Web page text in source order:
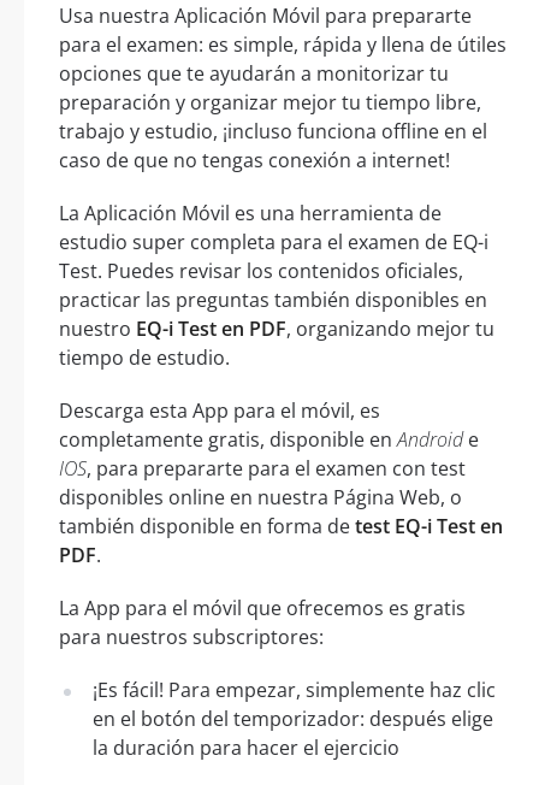
Usa nuestra Aplicación Móvil para prepararte
para el examen: es simple, rápida y llena de útiles
opciones que te ayudarán a monitorizar tu
preparación y organizar mejor tu tiempo libre,
trabajo y estudio, ¡incluso funciona offline en el
caso de que no tengas conexión a internet!
La Aplicación Móvil es una herramienta de
estudio super completa para el examen de EQ-i
Test. Puedes revisar los contenidos oficiales,
practicar las preguntas también disponibles en
nuestro EQ-i Test en PDF, organizando mejor tu
tiempo de estudio.
Descarga esta App para el móvil, es
completamente gratis, disponible enAndroide
IOS, para prepararte para el examen con test
disponibles online en nuestra Página Web, o
también disponible en forma detest EQ-i Test en
PDF.
La App para el móvil que ofrecemos es gratis
para nuestros subscriptores:
¡Es fácil! Para empezar, simplemente haz clic
en el botón del temporizador: después elige
la duración para hacer el ejercicio